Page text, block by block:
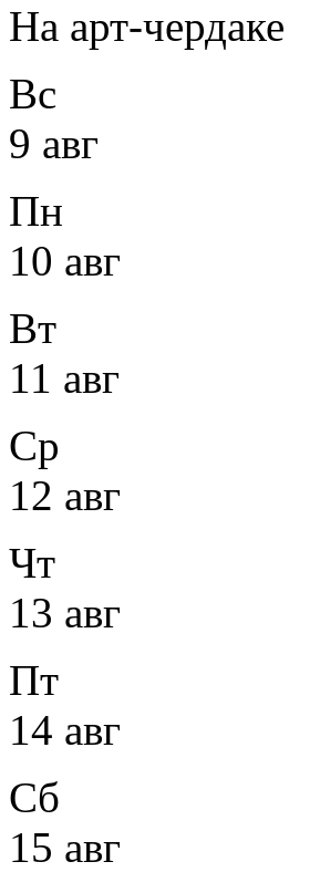
На арт-чердаке
Вс
9 авг
Пн
10 авг
Вт
11 авг
Ср
12 авг
Чт
13 авг
Пт
14 авг
Сб
15 авг